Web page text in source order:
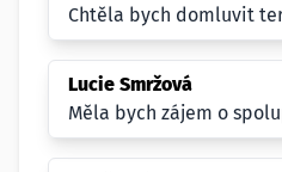
Chtěla bych domluvit
Lucie Smržová
Měla bych zájem o